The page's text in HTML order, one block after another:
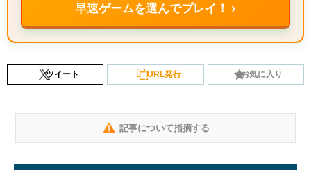
早速ゲームを選んでプレイ！ ›
ツイート URL発行 お気に入り
記事について指摘する